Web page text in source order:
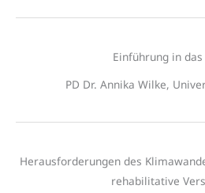
Einführung in
PD Dr. Annika Wilke,
Herausforderungen des
rehabilitative